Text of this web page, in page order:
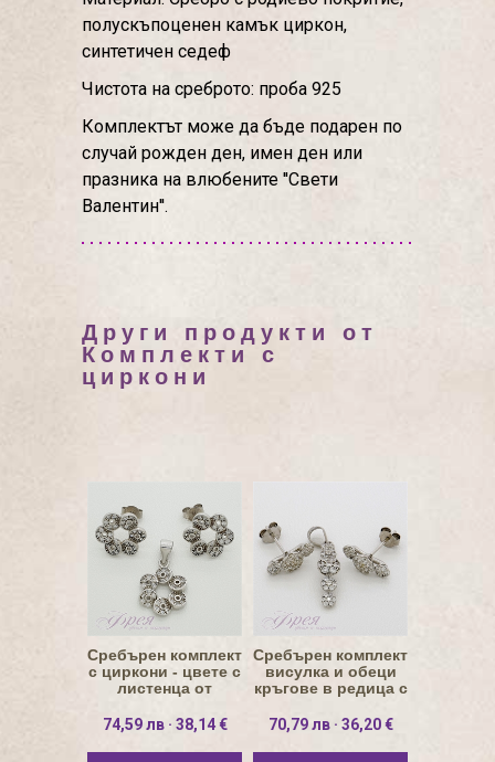
полускъпоценен камък циркон,
синтетичен седеф
Чистота на среброто: проба 925
Комплектът може да бъде подарен по
случай рожден ден, имен ден или
празника на влюбените ''Свети
Валентин''.
Други продукти от
Комплекти с
циркони
Сребърен комплект
с циркони - цвете с
листенца от
74,59 лв · 38,14 €
Сребърен комплект
висулка и обеци
кръгове в редица с
70,79 лв · 36,20 €